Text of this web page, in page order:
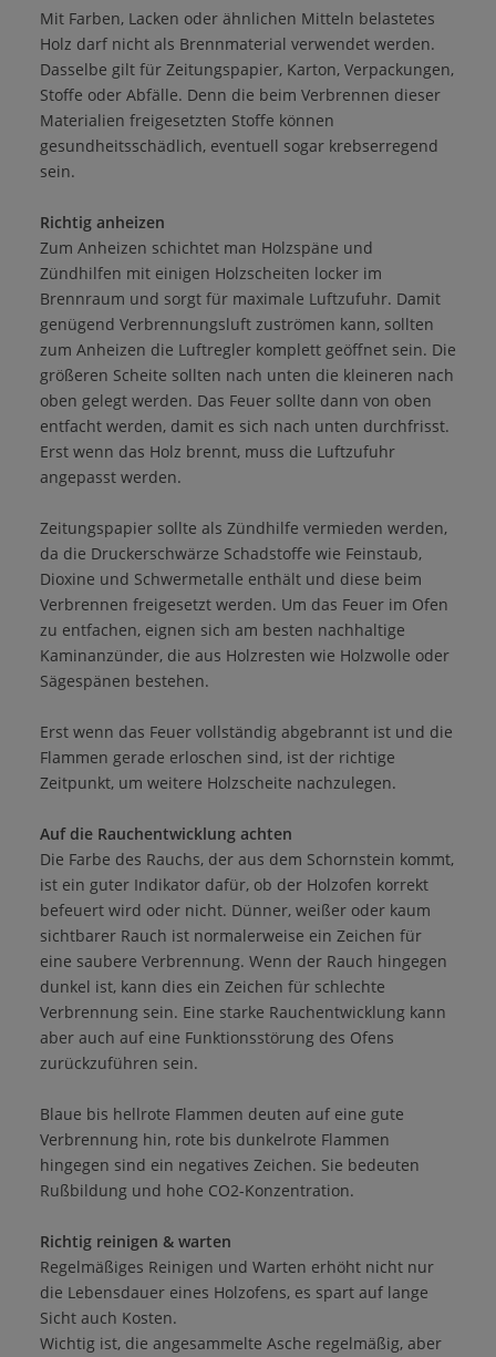
Mit Farben, Lacken oder ähnlichen Mitteln belastetes
Holz darf nicht als Brennmaterial verwendet werden.
Dasselbe gilt für Zeitungspapier, Karton, Verpackungen,
Stoffe oder Abfälle. Denn die beim Verbrennen dieser
Materialien freigesetzten Stoffe können
gesundheitsschädlich, eventuell sogar krebserregend
sein.
Richtig anheizen
Zum Anheizen schichtet man Holzspäne und
Zündhilfen mit einigen Holzscheiten locker im
Brennraum und sorgt für maximale Luftzufuhr. Damit
genügend Verbrennungsluft zuströmen kann, sollten
zum Anheizen die Luftregler komplett geöffnet sein. Die
größeren Scheite sollten nach unten die kleineren nach
oben gelegt werden. Das Feuer sollte dann von oben
entfacht werden, damit es sich nach unten durchfrisst.
Erst wenn das Holz brennt, muss die Luftzufuhr
angepasst werden.
Zeitungspapier sollte als Zündhilfe vermieden werden,
da die Druckerschwärze Schadstoffe wie Feinstaub,
Dioxine und Schwermetalle enthält und diese beim
Verbrennen freigesetzt werden. Um das Feuer im Ofen
zu entfachen, eignen sich am besten nachhaltige
Kaminanzünder, die aus Holzresten wie Holzwolle oder
Sägespänen bestehen.
Erst wenn das Feuer vollständig abgebrannt ist und die
Flammen gerade erloschen sind, ist der richtige
Zeitpunkt, um weitere Holzscheite nachzulegen.
Auf die Rauchentwicklung achten
Die Farbe des Rauchs, der aus dem Schornstein kommt,
ist ein guter Indikator dafür, ob der Holzofen korrekt
befeuert wird oder nicht. Dünner, weißer oder kaum
sichtbarer Rauch ist normalerweise ein Zeichen für
eine saubere Verbrennung. Wenn der Rauch hingegen
dunkel ist, kann dies ein Zeichen für schlechte
Verbrennung sein. Eine starke Rauchentwicklung kann
aber auch auf eine Funktionsstörung des Ofens
zurückzuführen sein.
Blaue bis hellrote Flammen deuten auf eine gute
Verbrennung hin, rote bis dunkelrote Flammen
hingegen sind ein negatives Zeichen. Sie bedeuten
Rußbildung und hohe CO2-Konzentration.
Richtig reinigen & warten
Regelmäßiges Reinigen und Warten erhöht nicht nur
die Lebensdauer eines Holzofens, es spart auf lange
Sicht auch Kosten.
Wichtig ist, die angesammelte Asche regelmäßig, aber